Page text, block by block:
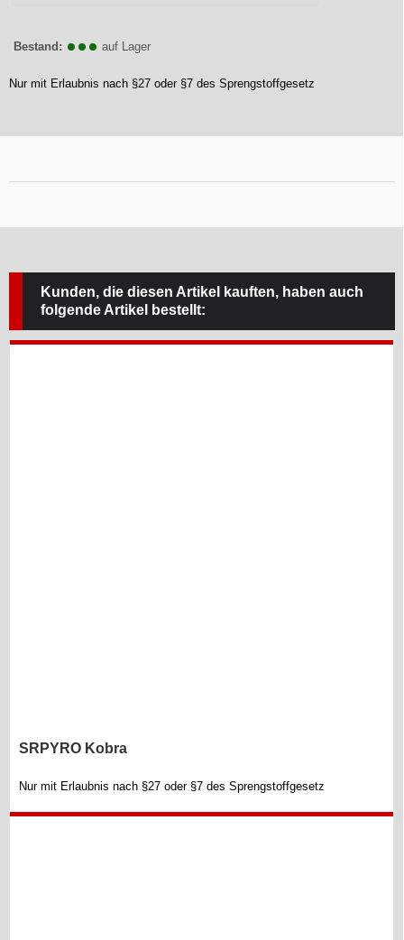
Bestand: auf Lager
Nur mit Erlaubnis nach §27 oder §7 des Sprengstoffgesetz
Kunden, die diesen Artikel kauften, haben auch
folgende Artikel bestellt:
SRPYRO Kobra
Nur mit Erlaubnis nach §27 oder §7 des Sprengstoffgesetz